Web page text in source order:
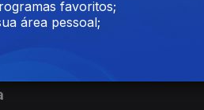
favoritos;
área pessoal;